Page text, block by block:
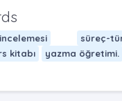
süreç-
kitabı
yazma öğretimi.